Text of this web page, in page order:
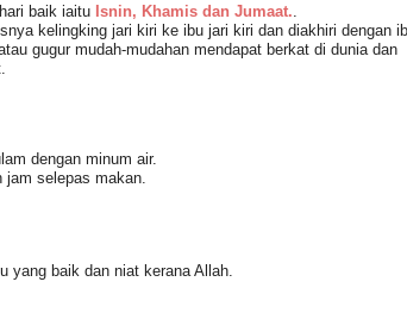
baik iaitu Isnin, Khamis dan Jumaat.
kelingking jari kiri ke ibu jari kiri dan diakhiri dengan
gugur mudah-mudahan mendapat berkat di dunia dan
dengan minum air.
selepas makan.
yang baik dan niat kerana Allah.